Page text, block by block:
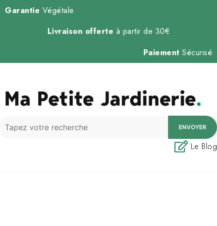
Garantie Végétale
Livraison offerte à partir de 30€
Paiement Sécurisé
ENVOYER
Le Blog